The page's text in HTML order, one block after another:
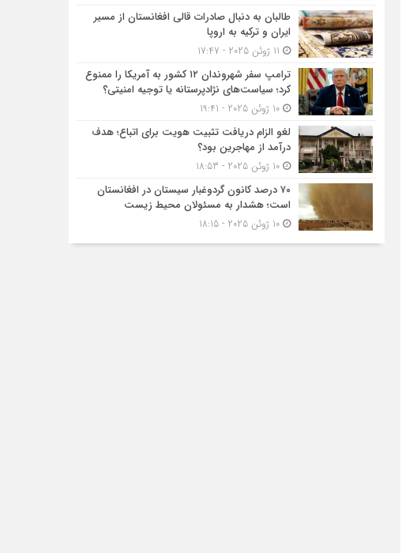
طالبان به دنبال صادرات قالی افغانستان از مسیر
ایران و ترکیه به اروپا
ترامپ سفر شهروندان ۱۲ کشور به آمریکا را ممنوع
کرد؛ سیاست‌های نژادپرستانه یا توجیه امنیتی؟
10 ژوئن 2025 - 19:41
لغو الزام دریافت تثبیت هویت برای اتباع؛ هدف
درآمد از مهاجرین بود؟
10 ژوئن 2025 - 18:53
۷۰ درصد کانون گردوغبار سیستان در افغانستان
است؛ هشدار به مسئولان محیط زیست
10 ژوئن 2025 - 18:15